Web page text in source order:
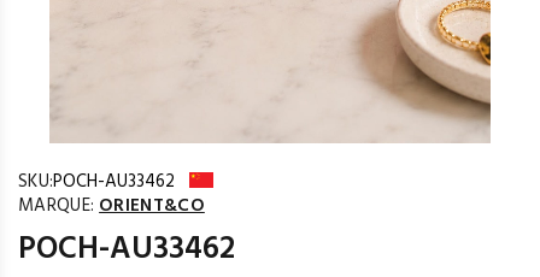
SKU:POCH-AU33462
MARQUE: ORIENT&CO
POCH-AU33462